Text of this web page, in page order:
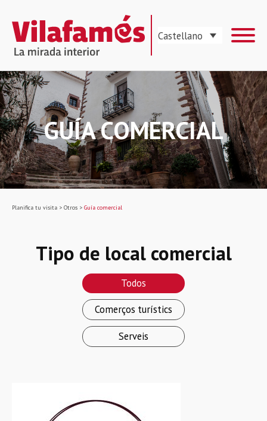
Castellano
GUÍA COMERCIAL
Planifica tu visita > Otros > Guía comercial
Tipo de local comercial
Todos
Comerços turístics
Serveis